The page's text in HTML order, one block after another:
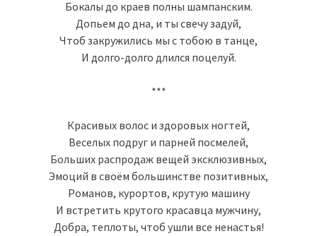
Бокалы до краев полны шампанским.
Допьем до дна, и ты свечу задуй,
Чтоб закружились мы с тобою в танце,
И долго-долго длился поцелуй.
***
Красивых волос и здоровых ногтей,
Веселых подруг и парней посмелей,
Больших распродаж вещей эксклюзивных,
Эмоций в своём большинстве позитивных,
Романов, курортов, крутую машину
И встретить крутого красавца мужчину,
Добра, теплоты, чтоб ушли все ненастья!